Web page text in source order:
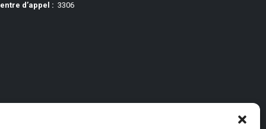
d’appel : 3306